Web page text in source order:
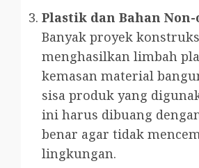
Plastik dan Bahan
Banyak proyek
menghasilkan limbah
kemasan material
sisa produk yang
ini harus dibuang
benar agar tidak
lingkungan.